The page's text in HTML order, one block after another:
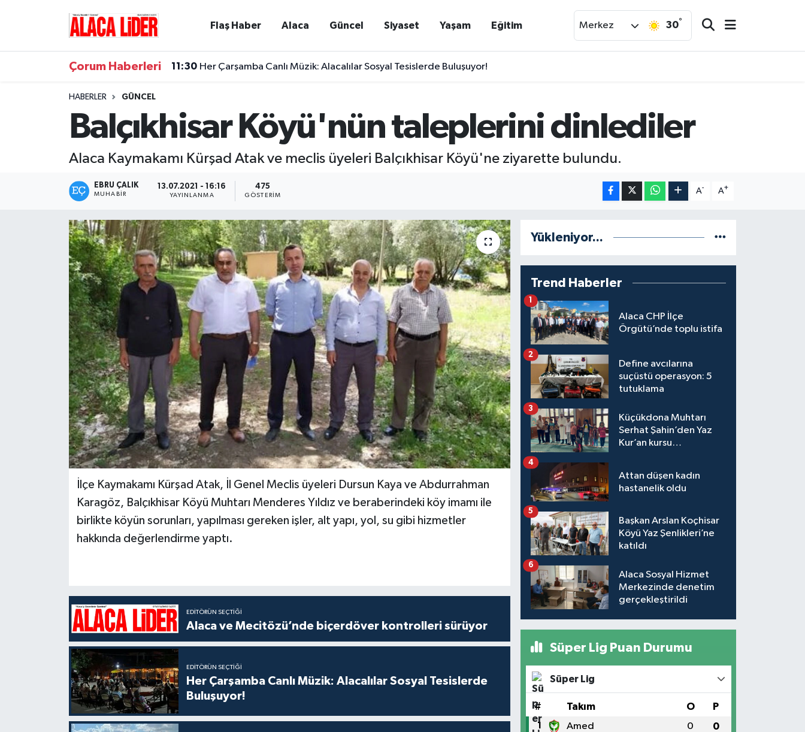
Flaş Haber Alaca Güncel Siyaset Yaşam Eğitim Merkez 30°
Çorum Haberleri 11:30 Her Çarşamba Canlı Müzik: Alacalılar Sosyal Tesislerde Buluşuyor!
HABERLER GÜNCEL
Balçıkhisar Köyü'nün taleplerini dinlediler
Alaca Kaymakamı Kürşad Atak ve meclis üyeleri Balçıkhisar Köyü'ne ziyarette bulundu.
EBRU ÇALIK
MUHABIR
13.07.2021 - 16:16
YAYINLANMA
475
GÖSTERIM
A- A+
İlçe Kaymakamı Kürşad Atak, İl Genel Meclis üyeleri Dursun Kaya ve Abdurrahman
Karagöz, Balçıkhisar Köyü Muhtarı Menderes Yıldız ve beraberindeki köy imamı ile
birlikte köyün sorunları, yapılması gereken işler, alt yapı, yol, su gibi hizmetler
hakkında değerlendirme yaptı.
EDITÖRÜN SEÇTIĞI
Alaca ve Mecitözü’nde biçerdöver kontrolleri sürüyor
EDITÖRÜN SEÇTIĞI
Her Çarşamba Canlı Müzik: Alacalılar Sosyal Tesislerde
Buluşuyor!
Yükleniyor...
Trend Haberler
Alaca CHP İlçe
Örgütü’nde toplu istifa
1
Define avcılarına
suçüstü operasyon: 5
tutuklama
2
Küçükdona Muhtarı
Serhat Şahin’den Yaz
Kur’an kursu
3
Attan düşen kadın
hastanelik oldu
4
Başkan Arslan Koçhisar
Köyü Yaz Şenlikleri’ne
katıldı
5
Alaca Sosyal Hizmet
Merkezinde denetim
gerçekleştirildi
6
Süper Lig Puan Durumu
Süper Lig
# Takım O P
1 Amed 0 0
Çorum Trafik Yoğunluk Haritası
Süper Lig Puan Durumu ve Fikstür
Tüm Manşetler
Son Dakika Haberleri
Haber Arşivi